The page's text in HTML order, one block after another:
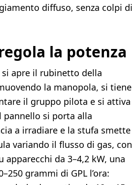
diffuso, senza colpi di
la potenza
si apre il rubinetto della
la manopola, si tiene
il gruppo pilota e si attiva
pannello si porta alla
a irradiare e la stufa smette
variando il flusso di gas, con
da 3–4,2 kW, una
grammi di GPL l’ora: